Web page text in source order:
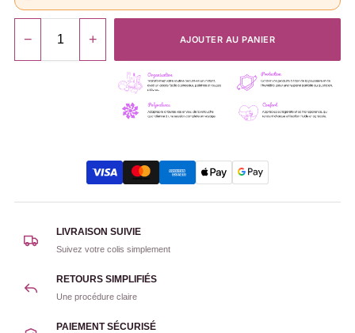
− + AJOUTER AU PANIER
LIVRAISON SUIVIE
Suivez votre colis simplement
RETOURS SIMPLIFIÉS
Une procédure claire
PAIEMENT SÉCURISÉ